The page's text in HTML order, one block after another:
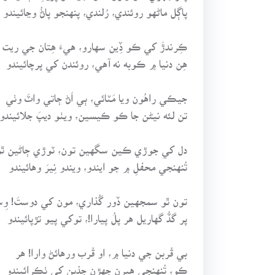
پاڳل ماڻهو روئندي، رُلندي، پنهنجو پاڻُ وڃائيندو
ڪِرندڙَ کي ڪو ڏِين سهارو، هيءَ هِتان جي ريت
هِن دنيا ۾ ڪوبه نه آهي، روئندن کي پرچائيندو
جيڪي راهُون ويا مَٽائي، ٻي اَڻ ڄاتي واٽَ وٺي
تن لئه نيڻن جا ڪو ڪيسين، ويٺو ديپَ جلائيندو
دل کي جوڙي ڪين سگهين تون، ٽوڙي ڄاڻين
تُنهنجي محفلِ ۾ جو ايندو، ويندو نِيرَ وهائيندو
تون ٿو سمجهين ڏور گُذاري، مون کي دوستَ!
پر گڏُ گهاريل هر پلُ پيارا!، توکي پيو تڙپائيندو
بي قُربن جي دنيا ۾، او قُرب ورهائڻ وارا! هر
ڪو، تُنهنجي هِيرن جهڙن جذبن کي ٺڪرائيندو